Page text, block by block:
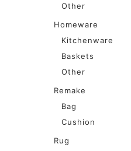
Other
Homeware
Kitchenware
Baskets
Other
Remake
Bag
Cushion
Rug